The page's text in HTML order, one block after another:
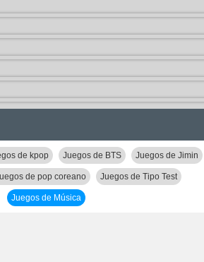
de kpop Juegos de BTS Juegos de Jimin
de pop coreano Juegos de Tipo Test
Juegos de Música